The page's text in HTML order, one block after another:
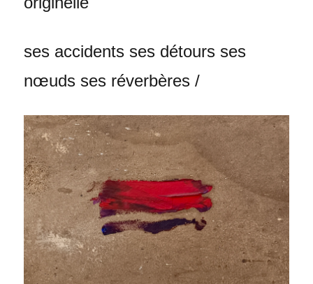
ses accidents ses détours ses
nœuds ses réverbères /